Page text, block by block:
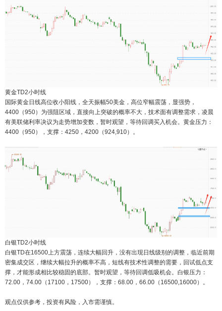
黄金TD2小时线
国际黄金日线高位收小阳线，全天振幅50美金，高位窄幅震荡，显强势，
4400（950）为强阻区域，直接向上突破的概率不大，技术面有调整需求，凌晨
有美联储利率决议为走势增加变数，暂时观望，等待回调买入机会。黄金压力：
4400（950），支撑：4250，4200（924,910）。
白银TD2小时线
白银TD在16500上方震荡，连续大幅回升，没有出现日线级别的调整，临近前期
密集成交区，继续大幅拉升的概率不高，短线有技术性调整的需要，回试低点支
撑，才能形成相比较稳固的底部。暂时观望，等待回调低吸机会。白银压力：
72.00，74.00（17100，17500），支撑：68.00，66.00（16500,16000）。
观点仅供参考，投资有风险，入市需谨慎。